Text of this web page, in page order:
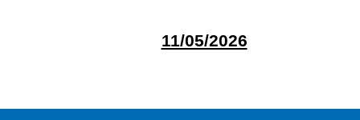
11/05/2026